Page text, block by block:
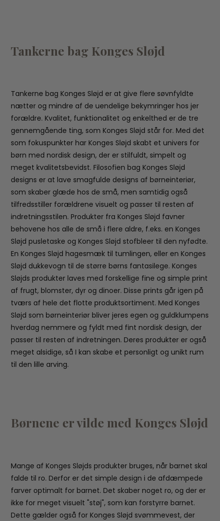
Tankerne bag Konges Sløjd
Tankerne bag Konges Sløjd er at give flere søvnfyldte
nætter og mindre af de uendelige bekymringer hos jer
forældre. Kvalitet, funktionalitet og enkelthed er de tre
gennemgående ting, som Konges Sløjd står for. Med det
som fokuspunkter har Konges Sløjd skabt et univers for
børn med nordisk design, der er stilfuldt, simpelt og
meget kvalitetsbevidst. Filosofien bag Konges Sløjd
designs er at lave smagfulde designs af børneinteriør,
som skaber glæde hos de små, men samtidig også
tilfredsstiller forældrene visuelt og passer til resten af
indretningsstilen. Produkter fra Konges Sløjd favner
behovene hos alle de små i flere aldre, f.eks. en Konges
Sløjd pusletaske og Konges Sløjd stofbleer til den nyfødte.
En Konges Sløjd hagesmæk til tumlingen, eller en Konges
Sløjd dukkevogn til de større børns fantasilege. Konges
Sløjds produkter laves med forskellige fine og simple print
af frugt, blomster, dyr og dinoer. Disse prints går igen på
tværs af hele det flotte produktsortiment. Med Konges
Sløjd som børneinteriør bliver jeres egen og guldklumpens
hverdag nemmere og fyldt med fint nordisk design, der
passer til resten af indretningen. Deres produkter er også
meget alsidige, så I kan skabe et personligt og unikt rum
til den lille arving.
Børnene er vilde med Konges Sløjd
Mange af Konges Sløjds produkter bruges, når barnet skal
falde til ro. Derfor er det simple design i de afdæmpede
farver optimalt for barnet. Det skaber noget ro, og der er
ikke for meget visuelt "støj", som kan forstyrre barnet.
Dette gælder også for Konges Sløjd svømmevest, der